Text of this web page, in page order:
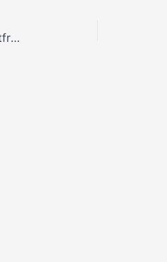
Flächennutzungsplan 2030 = Umweltfrevel!